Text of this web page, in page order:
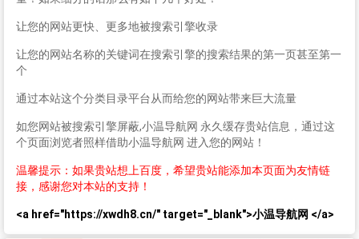
让您的网站更快、更多地被搜索引擎收录
让您的网站名称的关键词在搜索引擎的搜索结果的第一页甚至第一
个
通过本站这个分类目录平台从而给您的网站带来巨大流量
如您网站被搜索引擎屏蔽,小温导航网 永久缓存贵站信息，通过这
个页面浏览者照样借助小温导航网 进入您的网站！
温馨提示：如果贵站想上百度，希望贵站能添加本页面为友情链
接，感谢您对本站的支持！
<a href="https://xwdh8.cn/" target="_blank">小温导航网 </a>